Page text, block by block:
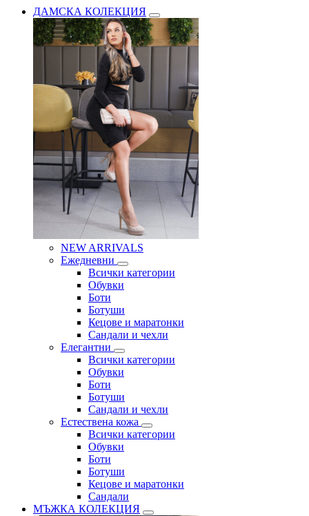
ДАМСКА КОЛЕКЦИЯ
NEW ARRIVALS
Ежедневни
Всички категории
Обувки
Боти
Ботуши
Кецове и маратонки
Сандали и чехли
Елегантни
Всички категории
Обувки
Боти
Ботуши
Сандали и чехли
Естествена кожа
Всички категории
Обувки
Боти
Ботуши
Кецове и маратонки
Сандали
МЪЖКА КОЛЕКЦИЯ